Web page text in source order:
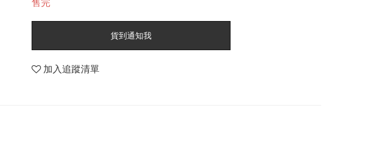
貨到通知我
加入追蹤清單